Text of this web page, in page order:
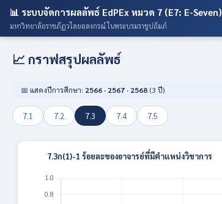
📊 ระบบจัดการผลลัพธ์ EdPEx หมวด 7 (E7: E-Seven)
มหาวิทยาลัยราชภัฏวไลยอลงกรณ์ ในพระบรมราชูปถัมภ์
📈 กราฟสรุปผลลัพธ์
📅 แสดงปีการศึกษา: 2566 · 2567 · 2568 (3 ปี)
7.1 7.2 7.3 7.4 7.5
7.3ก(1)-1 ร้อยละของอาจารย์ที่มีตำแหน่งวิชาการ